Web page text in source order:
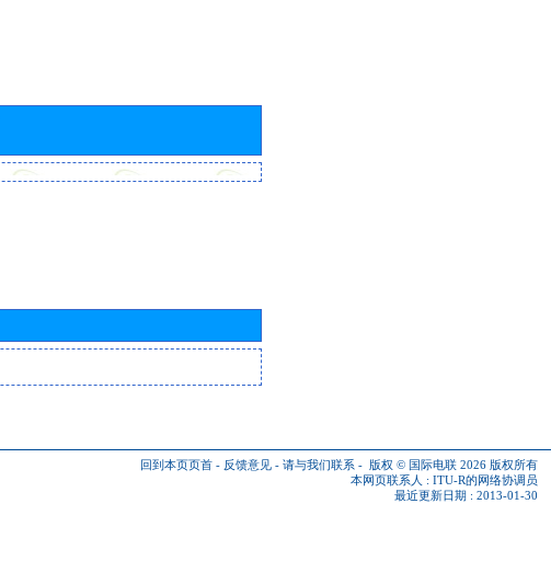
回到本页页首 - 反馈意见 - 请与我们联系 - 版权 © 国际电联 2026 版权所有
本网页联系人 : ITU-R的网络协调员
最近更新日期 : 2013-01-30